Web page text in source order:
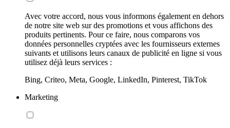
Avec votre accord, nous vous informons également en dehors
de notre site web sur des promotions et vous affichons des
produits pertinents. Pour ce faire, nous comparons vos
données personnelles cryptées avec les fournisseurs externes
suivants et utilisons leurs canaux de publicité en ligne si vous
utilisez déjà leurs services :
Bing, Criteo, Meta, Google, LinkedIn, Pinterest, TikTok
Marketing